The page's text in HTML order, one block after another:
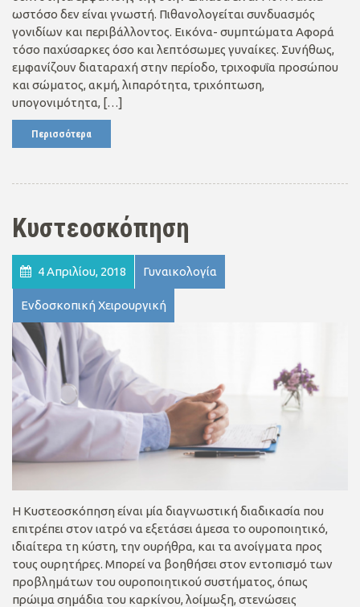
ωστόσο δεν είναι γνωστή. Πιθανολογείται συνδυασμός
γονιδίων και περιβάλλοντος. Εικόνα- συμπτώματα Αφορά
τόσο παχύσαρκες όσο και λεπτόσωμες γυναίκες. Συνήθως,
εμφανίζουν διαταραχή στην περίοδο, τριχοφυΐα προσώπου
και σώματος, ακμή, λιπαρότητα, τριχόπτωση,
υπογονιμότητα, […]
Περισσότερα
Κυστεοσκόπηση
4 Απριλίου, 2018 Γυναικολογία
Ενδοσκοπική Χειρουργική
H Κυστεοσκόπηση είναι μία διαγνωστική διαδικασία που
επιτρέπει στον ιατρό να εξετάσει άμεσα το ουροποιητικό,
ιδιαίτερα τη κύστη, την ουρήθρα, και τα ανοίγματα προς
τους ουρητήρες. Μπορεί να βοηθήσει στον εντοπισμό των
προβλημάτων του ουροποιητικού συστήματος, όπως
πρώιμα σημάδια του καρκίνου, λοίμωξη, στενώσεις